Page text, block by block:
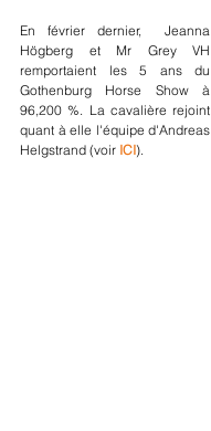
En février dernier,  Jeanna
Högberg et Mr Grey VH
remportaient les 5 ans du
Gothenburg Horse Show à
96,200 %. La cavalière rejoint
quant à elle l'équipe d'Andreas
Helgstrand (voir ICI).